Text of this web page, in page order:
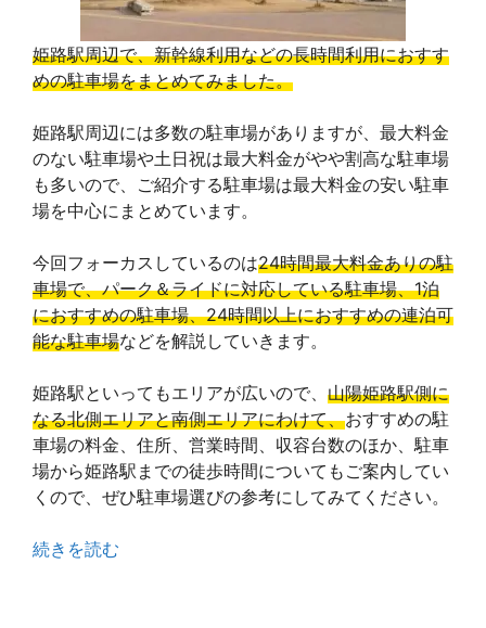
姫路駅周辺で、新幹線利用などの長時間利用におすす
めの駐車場をまとめてみました。
姫路駅周辺には多数の駐車場がありますが、最大料金
のない駐車場や土日祝は最大料金がやや割高な駐車場
も多いので、ご紹介する駐車場は最大料金の安い駐車
場を中心にまとめています。
今回フォーカスしているのは24時間最大料金ありの駐
車場で、パーク＆ライドに対応している駐車場、1泊
におすすめの駐車場、24時間以上におすすめの連泊可
能な駐車場などを解説していきます。
姫路駅といってもエリアが広いので、 山陽姫路駅側に
なる北側エリアと南側エリアにわけて、おすすめの駐
車場の料金、住所、営業時間、収容台数のほか、駐車
場から姫路駅までの徒歩時間についてもご案内してい
くので、ぜひ駐車場選びの参考にしてみてください。
続きを読む